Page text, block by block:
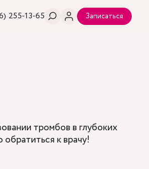
255-13-65 Записаться
тромбов в глубоких
к врачу!